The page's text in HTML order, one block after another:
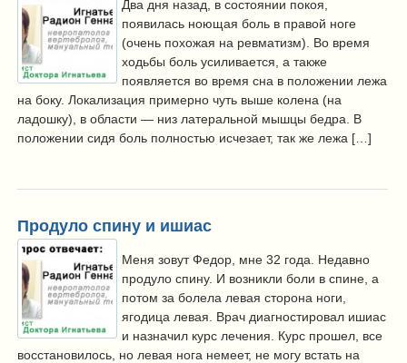
Два дня назад, в состоянии покоя,
появилась ноющая боль в правой ноге
(очень похожая на ревматизм). Во время
ходьбы боль усиливается, а также
появляется во время сна в положении лежа
на боку. Локализация примерно чуть выше колена (на
ладошку), в области — низ латеральной мышцы бедра. В
положении сидя боль полностью исчезает, так же лежа […]
Продуло спину и ишиас
Меня зовут Федор, мне 32 года. Недавно
продуло спину. И возникли боли в спине, а
потом за болела левая сторона ноги,
ягодица левая. Врач диагностировал ишиас
и назначил курс лечения. Курс прошел, все
восстановилось, но левая нога немеет, не могу встать на